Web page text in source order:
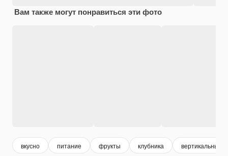
Вам также могут понравиться эти фото
вкусно питание фрукты клубника вертикальные